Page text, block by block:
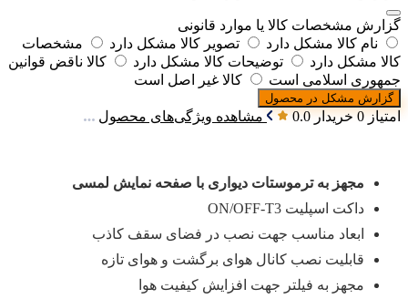
گزارش مشخصات کالا یا موارد قانونی
نام کالا مشکل دارد
تصویر کالا مشکل دارد
مشخصات
کالا مشکل دارد
توضیحات کالا مشکل دارد
کالا ناقض قوانین
جمهوری اسلامی است
کالا غیر اصل است
گزارش مشکل در محصول
امتیاز 0 خریدار 0.0 مشاهده ویژگی‌های محصول
مجهز به ترموستات دیواری با صفحه نمایش لمسی
داکت اسپلیت ON/OFF-T3
ابعاد مناسب جهت نصب در فضای سقف کاذب
قابلیت نصب کانال هوای برگشت و هوای تازه
مجهز به فیلتر جهت افزایش کیفیت هوا